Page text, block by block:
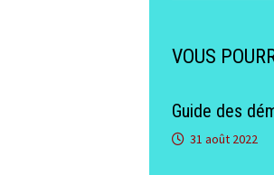
VOUS
Guide des
31 août 2022